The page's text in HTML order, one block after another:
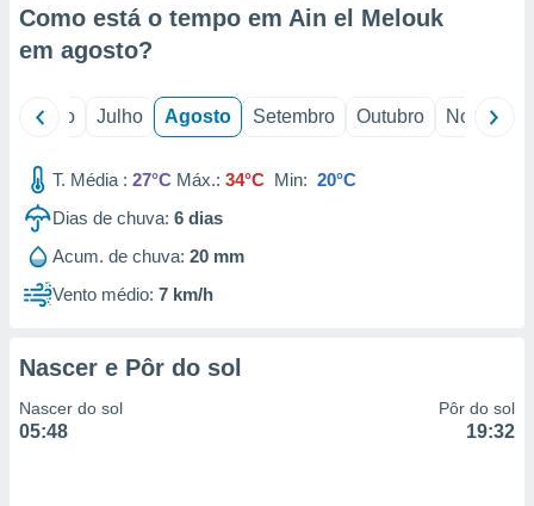
eComo está o tempo em Ain el Melouk
em agosto?
Junho Julho Agosto Setembro Outubro Novembro
T. Média : 27°C Máx.: 34°C Min: 20°C
Dias de chuva: 6 dias
Acum. de chuva: 20 mm
Vento médio: 7 km/h
Nascer e Pôr do sol
Nascer do sol
05:48
Pôr do sol
19:32